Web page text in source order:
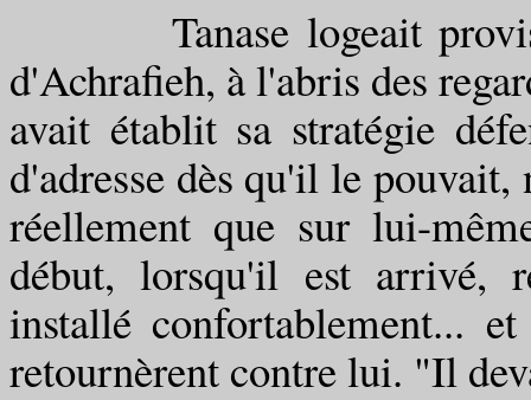
Tanase logeait
d'Achrafieh, à l'abris des
avait établit sa stratégie
d'adresse dès qu'il le
réellement que sur lui-
début, lorsqu'il est arrivé,
installé confortablement...
retournèrent contre lui. "Il